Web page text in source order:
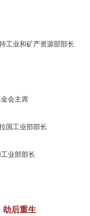
工业和矿产资源部部长
会主席
国工业部部长
业部部长
劫后重生